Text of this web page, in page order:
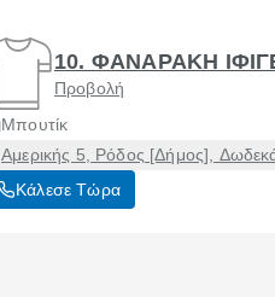
10. ΦΑΝΑΡΑΚΗ
Προβολή
Μπουτίκ
Αμερικής 5, Ρόδος [Δήμος],
Κάλεσε Τώρα